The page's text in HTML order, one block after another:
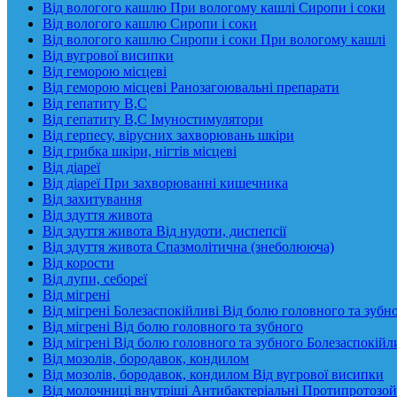
Від вологого кашлю При вологому кашлі Сиропи і соки
Від вологого кашлю Сиропи і соки
Від вологого кашлю Сиропи і соки При вологому кашлі
Від вугрової висипки
Від геморою місцеві
Від геморою місцеві Ранозагоювальні препарати
Від гепатиту В,С
Від гепатиту В,С Імуностимулятори
Від герпесу, вірусних захворювань шкіри
Від грибка шкіри, нігтів місцеві
Від діареї
Від діареї При захворюванні кишечника
Від захитування
Від здуття живота
Від здуття живота Від нудоти, диспепсії
Від здуття живота Спазмолітична (знеболююча)
Від корости
Від лупи, себореї
Від мігрені
Від мігрені Болезаспокійливі Від болю головного та
Від мігрені Від болю головного та зубного
Від мігрені Від болю головного та зубного
Від мозолів, бородавок, кондилом
Від мозолів, бородавок, кондилом Від вугрової висипки
Від молочниці внутріші Антибактеріальні